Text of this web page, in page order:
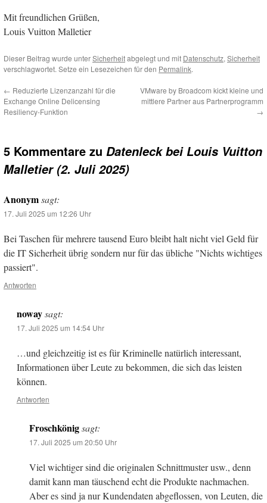
Mit freundlichen Grüßen,
Louis Vuitton Malletier
Dieser Beitrag wurde unterSicherheitabgelegt und mit Datenschutz, Sicherheit
verschlagwortet. Setze ein Lesezeichen für den Permalink.
← Reduzierte Lizenzanzahl für die
Exchange Online Delicensing
Resiliency-Funktion
VMware by Broadcom kickt kleine und
mittlere Partner aus Partnerprogramm
→
5 Kommentare zu Datenleck bei Louis Vuitton
Malletier (2. Juli 2025)
Anonymsagt:
17. Juli 2025 um 12:26 Uhr
Bei Taschen für mehrere tausend Euro bleibt halt nicht viel Geld für
die IT Sicherheit übrig sondern nur für das übliche "Nichts wichtiges
passiert".
Antworten
noway sagt:
17. Juli 2025 um 14:54 Uhr
…und gleichzeitig ist es für Kriminelle natürlich interessant,
Informationen über Leute zu bekommen, die sich das leisten
können.
Antworten
Froschkönig sagt:
17. Juli 2025 um 20:50 Uhr
Viel wichtiger sind die originalen Schnittmuster usw., denn
damit kann man täuschend echt die Produkte nachmachen.
Aber es sind ja nur Kundendaten abgeflossen, von Leuten, die